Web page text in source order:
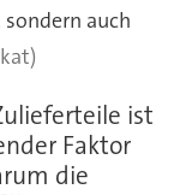
auch
ist
Faktor
die